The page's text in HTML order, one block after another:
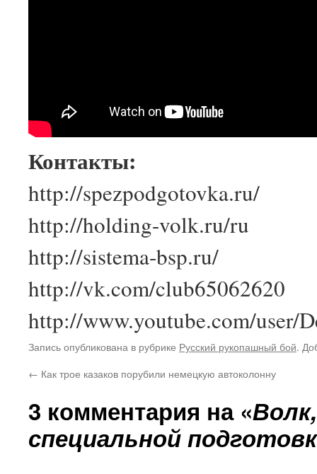
Контакты:
http://spezpodgotovka.ru/
http://holding-volk.ru/ru
http://sistema-bsp.ru/
http://vk.com/club65062620
http://www.youtube.com/user/
Запись опубликована в рубрике Русский рукопашный бой.
← Как трое казаков порубили немецкую автоколонну
3 комментария на «
специальной